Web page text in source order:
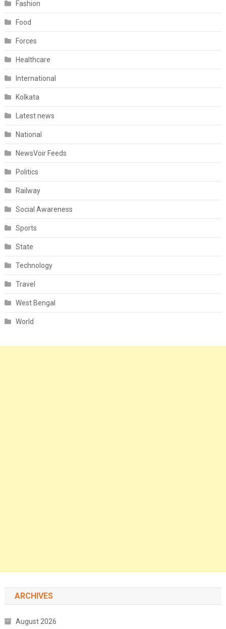
Fashion
Food
Forces
Healthcare
International
Kolkata
Latest news
National
NewsVoir Feeds
Politics
Railway
Social Awareness
Sports
State
Technology
Travel
West Bengal
World
ARCHIVES
August 2026